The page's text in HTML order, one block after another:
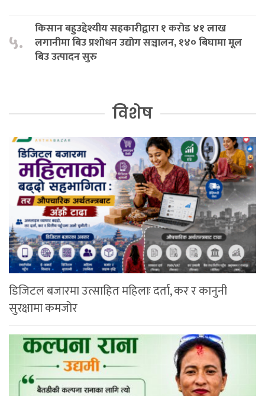
५.
किसान बहुउद्देश्यीय सहकारीद्वारा १ करोड ४१ लाख
लगानीमा बिउ प्रशोधन उद्योग सञ्चालन, १४० बिघामा मूल
बिउ उत्पादन सुरु
विशेष
डिजिटल बजारमा उत्साहित महिलाः दर्ता, कर र कानुनी
सुरक्षामा कमजोर